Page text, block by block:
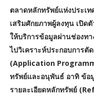
ตลาดหลักทรัพย์แห่งประเ
เสริมศักยภาพผู้ลงทุน เปิด
ให้บริการข้อมูลผ่านช่องท
ไปวิเคราะห์ประกอบการ
(Application
ทรัพย์และอนุพันธ์ อาทิ ข้อ
รายละเอียดหลักทรัพย์